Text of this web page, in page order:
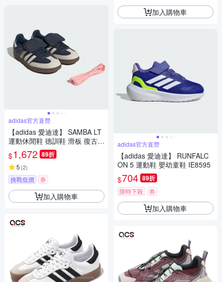
adidas官方直營
【adidas 愛迪達】 SAMBA LT
運動休閒鞋 德訓鞋 滑板 復古
女鞋 - Originals JH5705
$1,672 89折
5 (2)
挑戰低價 券
加入購物車
加入購物車
adidas官方直營
【adidas 愛迪達】 RUNFALC
ON 5 運動鞋 嬰幼童鞋 IE8595
$704 89折
限時下殺 券
加入購物車